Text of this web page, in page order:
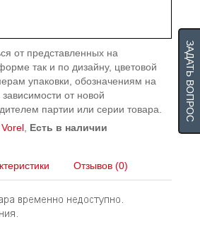
от представленных на
так и по дизайну, цветовой
упаковки, обозначениям на
от новой
партии или серии товара.
Vorel Есть в наличии
Отзывов (0)
ЗАДАТЬ ВОПРОС